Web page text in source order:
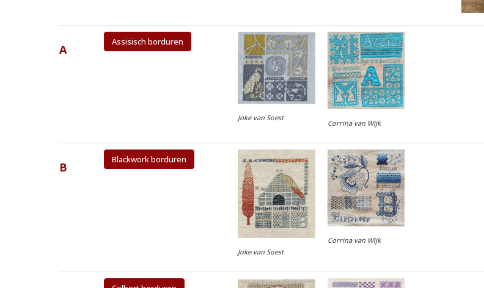
A
Assisisch borduren
Joke van Soest
Corrina van Wijk
B
Blackwork borduren
Joke van Soest
Corrina van Wijk